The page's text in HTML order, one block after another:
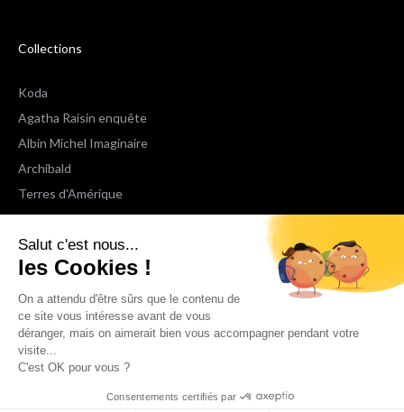
Salut c'est nous...
les Cookies !
On a attendu d'être sûrs que le contenu de
ce site vous intéresse avant de vous
déranger, mais on aimerait bien vous accompagner pendant votre
visite...
C'est OK pour vous ?
Consentements certifiés par
Collections
Koda
Agatha Raisin enquête
Albin Michel Imaginaire
Archibald
Terres d'Amérique
Espaces Libres Poche
NOX
Wiz
Voir toutes les collections
Nous suivre